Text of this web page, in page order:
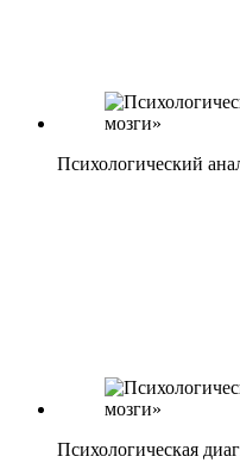
Психологический
Психологическая